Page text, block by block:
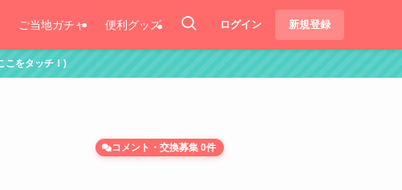
ご当地ガチャ 便利グッズ ログイン 新規登録
コメント・交換募集 0件